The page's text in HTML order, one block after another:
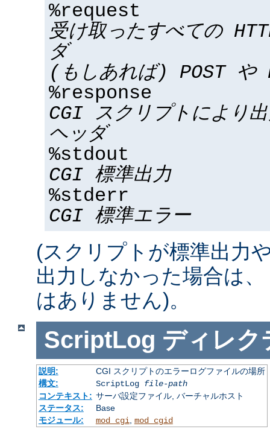
%request
受け取ったすべての
ダ
(もしあれば) POST や
%response
CGI スクリプトにより
ヘッダ
%stdout
CGI 標準出力
%stderr
CGI 標準エラー
(スクリプトが標準出力
出力しなかった場合は
はありません)。
ScriptLog ディレク
説明:
CGI スクリプトのエラーログファイルの場所
構文:
ScriptLog file-path
コンテキスト: サーバ設定ファイル, バーチャルホスト
ステータス:
Base
モジュール:
mod_cgi mod_cgid